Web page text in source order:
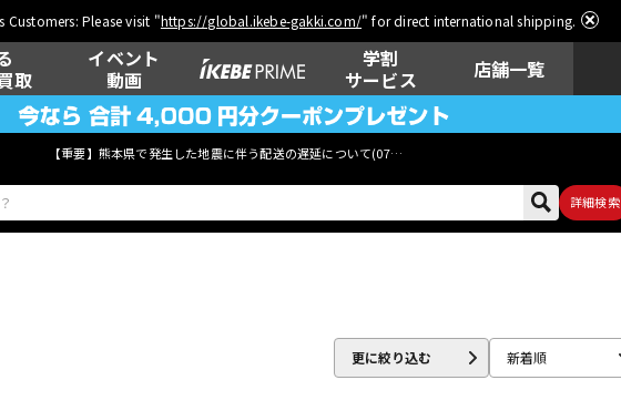
Customers: Please visit "https://global.ikebe-gakki.com/" for direct international shipping.
取
イベント
動画
学割
サービス
店舗一覧
【重要】熊本県で発生した地震に伴う配送の遅延について(07月29日
詳細検索
更に絞り込む 新着順